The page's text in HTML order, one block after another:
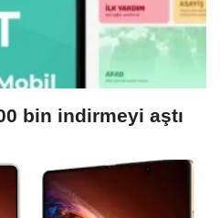
bin indirmeyi aştı